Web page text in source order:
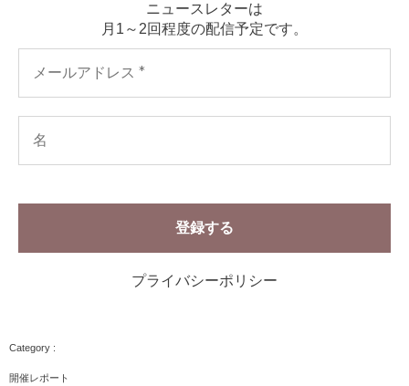
ニュースレターは
月1～2回程度の配信予定です。
プライバシーポリシー
開催レポート